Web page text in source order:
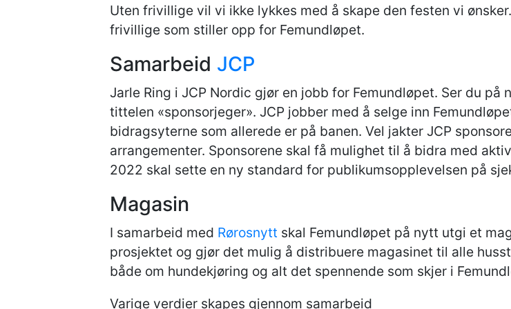
Uten frivillige vil vi ikke lykkes med å skape den festen vi
frivillige som stiller opp for Femundløpet.
Samarbeid JCP
Jarle Ring i JCP Nordic gjør en jobb for Femundløpet. Ser du
tittelen «sponsorjeger». JCP jobber med å selge inn
bidragsyterne som allerede er på banen. Vel jakter JCP
arrangementer. Sponsorene skal få mulighet til å bidra med
2022 skal sette en ny standard for publikumsopplevelsen på
Magasin
I samarbeid med Rørosnytt skal Femundløpet på nytt utgi et
prosjektet og gjør det mulig å distribuere magasinet til alle
både om hundekjøring og alt det spennende som skjer i
Varige verdier skapes gjennom samarbeid